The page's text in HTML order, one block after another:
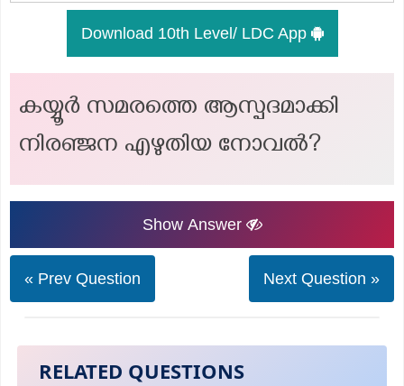
Download 10th Level/ LDC App
കയ്യൂർ സമരത്തെ ആസ്പദമാക്കി
നിരഞ്ജന എഴുതിയ നോവൽ?
Show Answer
« Prev Question Next Question »
RELATED QUESTIONS